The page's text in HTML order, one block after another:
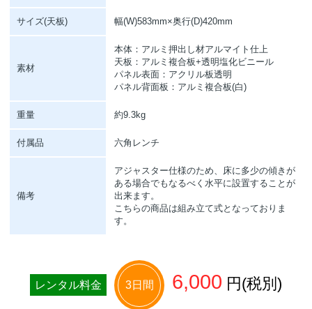
サイズ(天板) 幅(W)583mm×奥行(D)420mm
素材
本体：アルミ押出し材アルマイト仕上
天板：アルミ複合板+透明塩化ビニール
パネル表面：アクリル板透明
パネル背面板：アルミ複合板(白)
重量 約9.3kg
付属品 六角レンチ
備考
アジャスター仕様のため、床に多少の傾きが
ある場合でもなるべく水平に設置することが
出来ます。
こちらの商品は組み立て式となっておりま
す。
レンタル料金 3日間 6,000 円(税別)